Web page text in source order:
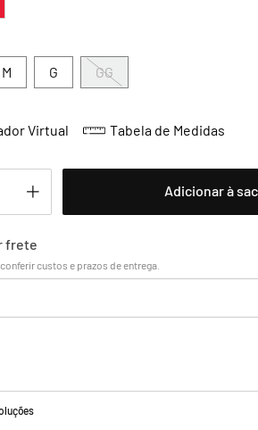
G GG
M
Virtual Tabela de Medidas
Adicionar à